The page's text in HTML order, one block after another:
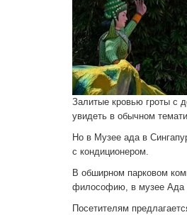
Залитые кровью гроты с
увидеть в обычном
Но в Музее ада в
с кондиционером.
В обширном парковом
философию, в музее Ада
Посетителям